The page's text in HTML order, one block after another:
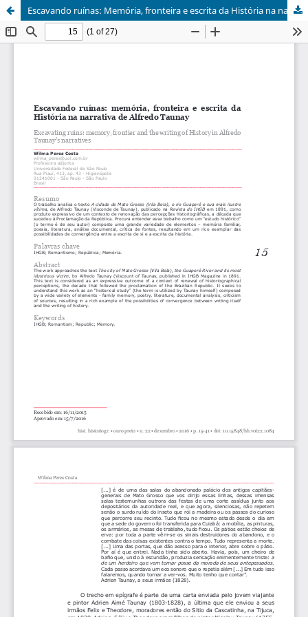
Escavando ruínas: Memória, fronteira e escrita da História na narrativa de Alfredo Taunay